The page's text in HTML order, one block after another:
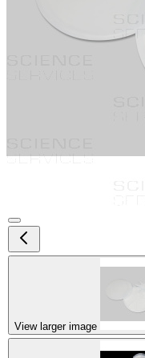
View larger image